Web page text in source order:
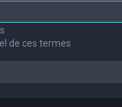
de ces termes